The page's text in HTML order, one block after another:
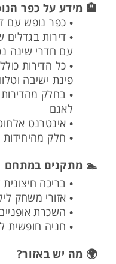
🏨 מידע על כפר
• כפר נופש עם
• דירות בגדלים
עם חדרי שינה
• כל הדירות
פינת ישיבה
• בחלק
לאגם
• אינטרנט
• חלק
🏊 מתקנים במתחם
• בריכה
• אזורי משחק
• השכרת
• חניה חופשית
🌍 מה יש באזור?